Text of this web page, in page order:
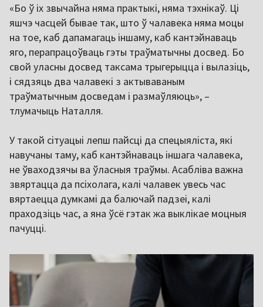
«Бо ў іх звычайна няма практыкі, няма тэхнікаў. Ці
яшчэ часцей бывае так, што ў чалавека няма моцы
на тое, каб дапамагаць іншаму, каб кантэйнаваць
яго, перапрацоўваць гэты траўматычны досвед. Бо
свой уласны досвед таксама трыгерыцца і вылазіць,
і сядзяць два чалавекі з актываваным
траўматычным досведам і размаўляюць», –
тлумачыць Наталля.
У такой сітуацыі лепш пайсці да спецыяліста, які
навучаны таму, каб кантэйнаваць іншага чалавека,
не ўваходзячы ва ўласныя траўмы. Асабліва важна
звяртацца да псіхолага, калі чалавек увесь час
вяртаецца думкамі да балючай падзеі, калі
праходзіць час, а яна ўсё гэтак жа выклікае моцныя
пачуцці.